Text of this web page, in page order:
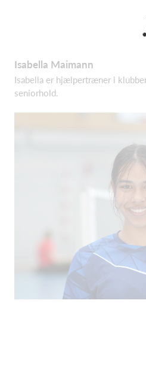
Isabella Maimann
Isabella er hjælpertræner i
seniorhold.